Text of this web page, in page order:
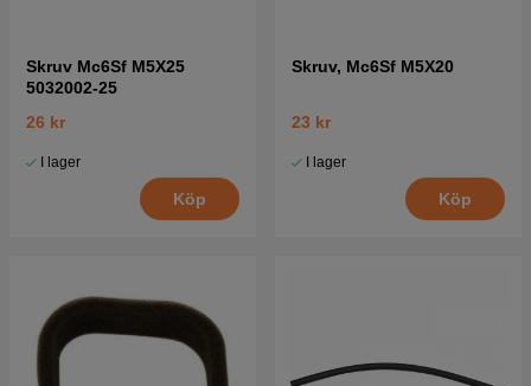
Skruv Mc6Sf M5X25
5032002-25
26 kr
I lager
Köp
Skruv, Mc6Sf M5X20
23 kr
I lager
Köp